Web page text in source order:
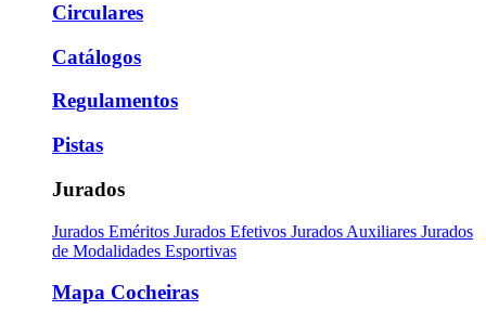
Circulares
Catálogos
Regulamentos
Pistas
Jurados
Jurados Eméritos Jurados Efetivos Jurados Auxiliares Jurados
de Modalidades Esportivas
Mapa Cocheiras